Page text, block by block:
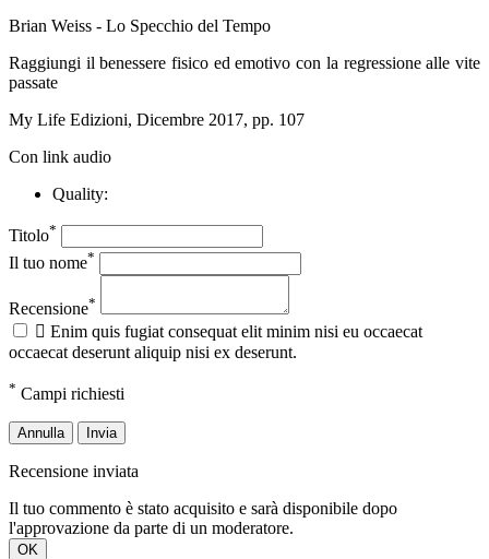
Brian Weiss - Lo Specchio del Tempo
Raggiungi il benessere fisico ed emotivo con la regressione alle vite
passate
My Life Edizioni, Dicembre 2017, pp. 107
Con link audio
Quality:
Titolo*
Il tuo nome*
Recensione*
 Enim quis fugiat consequat elit minim nisi eu occaecat
occaecat deserunt aliquip nisi ex deserunt.
* Campi richiesti
Annulla Invia
Recensione inviata
Il tuo commento è stato acquisito e sarà disponibile dopo
l'approvazione da parte di un moderatore.
OK